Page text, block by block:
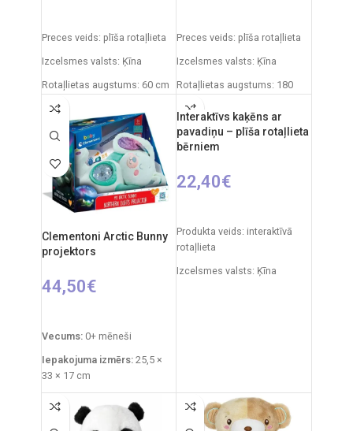
Preces veids: plīša rotaļlieta
Izcelsmes valsts: Ķīna
Rotaļlietas augstums: 60 cm
Preces veids: plīša rotaļlieta
Izcelsmes valsts: Ķīna
Rotaļlietas augstums: 180
Clementoni Arctic Bunny
projektors
44,50€
Vecums:0+ mēneši
Iepakojuma izmērs:25,5 ×
33 × 17 cm
Funkcijas:
Interaktīvs kaķēns ar
pavadiņu – plīša rotaļlieta
bērniem
22,40€
Produkta veids: interaktīvā
rotaļlieta
Izcelsmes valsts: Ķīna
Elementi: 3 x AA (nav iekļauti)